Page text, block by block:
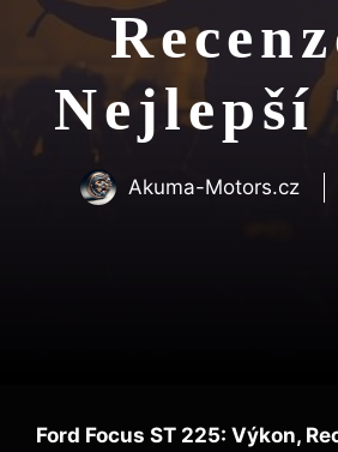
Nejlepší
Akuma-Motors.cz
Ford Focus ST 225: Výkon,